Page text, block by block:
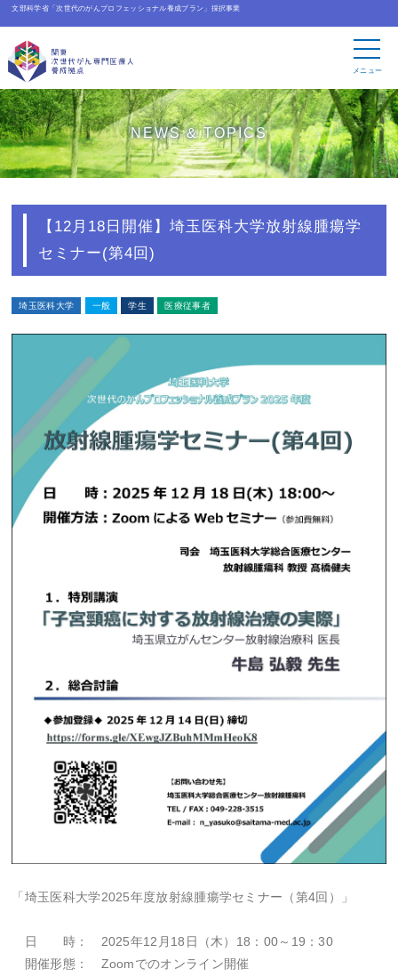
文部科学省「次世代のがんプロフェッショナル養成プラン」採択事業
メニュー
NEWS & TOPICS
【12月18日開催】埼玉医科大学放射線腫瘍学
セミナー(第4回)
埼玉医科大学 一般 学生 医療従事者
「埼玉医科大学2025年度放射線腫瘍学セミナー（第4回）」
日 時： 2025年12月18日（木）18：00～19：30
開催形態： Zoomでのオンライン開催